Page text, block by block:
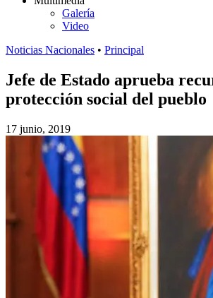
Galería
Video
Noticias Nacionales • Principal
Jefe de Estado aprueba
protección social del pueblo
17 junio, 2019